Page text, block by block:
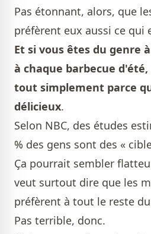
Pas étonnant, alors, que
préfèrent eux aussi ce qui
Et si vous êtes du genre
à chaque barbecue
tout simplement parce
délicieux.
Selon NBC, des études
% des gens sont des «
Ça pourrait sembler
veut surtout dire que les
préfèrent à tout le reste
Pas terrible, donc.